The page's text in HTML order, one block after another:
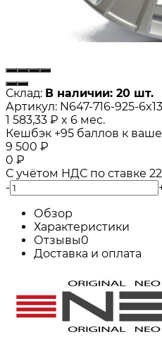
Склад: В наличии: 20 шт.
Артикул: N647-716-925-
1 583,33 ₽ x 6 мес.
Кешбэк +95 баллов к
9 500 ₽
0 ₽
С учётом НДС по ставке
-
Обзор
Характеристики
Отзывы0
Доставка и оплата